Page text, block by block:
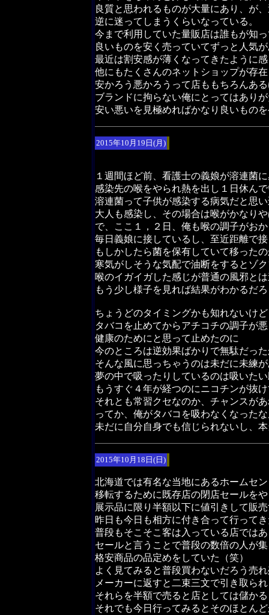
良質と思われるものが大量にあり、が
逆に迷ってしまうくらいなっている。
今まで利用していた量販店は誰もが知
良いものを安く売っていてずっと人気
最近は割安感が薄くなってきたように
他にもたくさんのネットショップが存
安かろう悪かろうって店ももちろんあ
ブランドに拘らない俺にとってはあり
安い悪いを見極めればかなり良いもの
2015年10月19日(月)
１週間ほど前、看護士の義娘が溶連菌
感染先の喉をやられ熱を出し１日休ん
溶連菌って子供が感染する病気だと思
大人も感染し、その場合は喉がかなり
で、ここ１，２日、俺も喉の調子がお
毎日義娘に接しているし、至近距離で
もしかしたら菌を保有していて移った
寒気がしそうな気配で油断をするとゾ
喉のイガイガした感じが普通の風邪と
もう少し様子を見れば結果がわかるだ
ちょうどのタイミングかも知れないけど
タバコを止めてからアチコチの調子が
健康のためにと思って止めたのに
今のところは逆効果ばかりで無駄だっ
そんな風に思っちゃうのは未だに未練
夢の中で吸ったりしているのは吸いた
もうすぐ４年が経つのにニコチンが抜
それとも常習クセなのか、チャンスが
ってか、俺がタバコを吸わなくなった
未だに自分自身でも信じられないし、
2015年10月18日(日)
北海道では有名な当地にあるホームセ
移転するために既存店の閉店セールを
展示品に限り半額以下に値引きして販
昨日も今日も相方に付き合って行って
普段もそこそこ客は入っている店では
セールと言うことで普段の数倍の人が
格安商品の品定めをしていた（笑）
よく見てみると普段買わないだろう売
メーカーに返すと二束三文で引き取ら
それらを半額で売ると店としては儲か
それでも今日行ってみるとそのほとん